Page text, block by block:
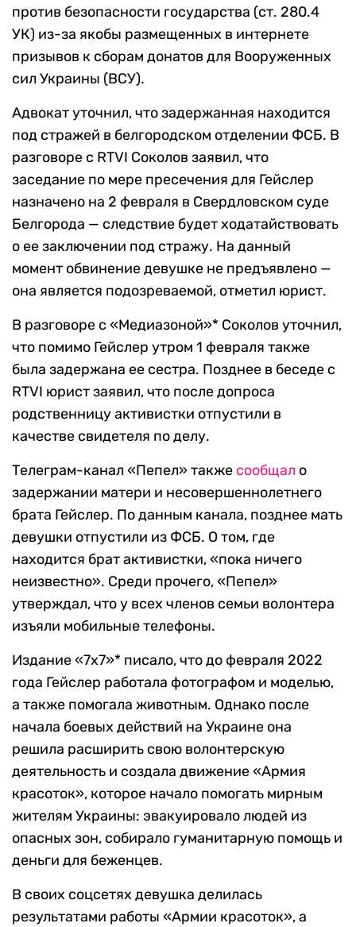
против безопасности государства (ст. 280.4
УК) из-за якобы размещенных в интернете
призывов к сборам донатов для Вооруженных
сил Украины (ВСУ).
Адвокат уточнил, что задержанная находится
под стражей в белгородском отделении ФСБ. В
разговоре с RTVI Соколов заявил, что
заседание по мере пресечения для Гейслер
назначено на 2 февраля в Свердловском суде
Белгорода — следствие будет ходатайствовать
о ее заключении под стражу. На данный
момент обвинение девушке не предъявлено —
она является подозреваемой, отметил юрист.
В разговоре с «Медиазоной»* Соколов уточнил,
что помимо Гейслер утром 1 февраля также
была задержана ее сестра. Позднее в беседе с
RTVI юрист заявил, что после допроса
родственницу активистки отпустили в
качестве свидетеля по делу.
Телеграм-канал «Пепел» также сообщал о
задержании матери и несовершеннолетнего
брата Гейслер. По данным канала, позднее мать
девушки отпустили из ФСБ. О том, где
находится брат активистки, «пока ничего
неизвестно». Среди прочего, «Пепел»
утверждал, что у всех членов семьи волонтера
изъяли мобильные телефоны.
Издание «7х7»* писало, что до февраля 2022
года Гейслер работала фотографом и моделью,
а также помогала животным. Однако после
начала боевых действий на Украине она
решила расширить свою волонтерскую
деятельность и создала движение «Армия
красоток», которое начало помогать мирным
жителям Украины: эвакуировало людей из
опасных зон, собирало гуманитарную помощь и
деньги для беженцев.
В своих соцсетях девушка делилась
результатами работы «Армии красоток», а